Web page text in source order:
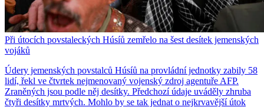
Při útocích povstaleckých Húsíů zemřelo na šest desítek jemenských
vojáků
Údery jemenských povstalců Húsíů na provládní jednotky zabily 58
lidí, řekl ve čtvrtek nejmenovaný vojenský zdroj agentuře AFP.
Zraněných jsou podle něj desítky. Předchozí údaje uváděly zhruba
čtyři desítky mrtvých. Mohlo by se tak jednat o nejkrvavější útok